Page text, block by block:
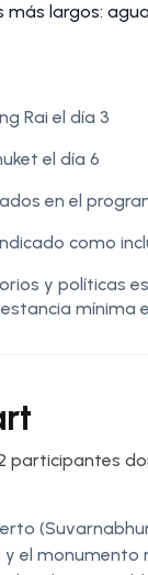
más largos:
Rai el día 3
el día 6
en el
como
y políticas
mínima
participantes
y el